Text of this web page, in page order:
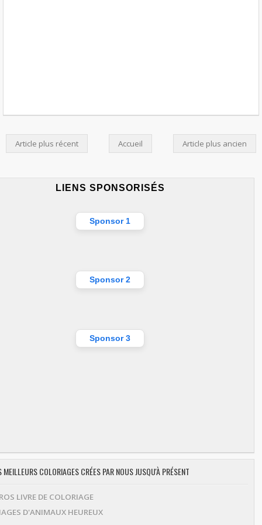
Article plus récent Article plus ancien
Accueil
LIENS SPONSORISÉS
Sponsor 1
Sponsor 2
Sponsor 3
MEILLEURS COLORIAGES CRÉES PAR NOUS JUSQU'À PRÉSENT
LIVRE DE COLORIAGE
D'ANIMAUX HEUREUX